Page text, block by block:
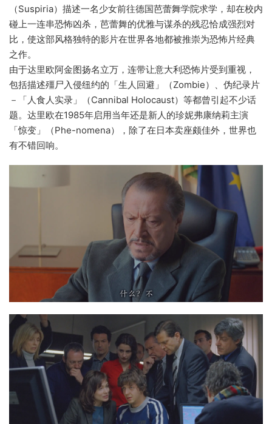
（Suspiria）描述一名少女前往德国芭蕾舞学院求学，却在校内
碰上一连串恐怖凶杀，芭蕾舞的优雅与谋杀的残忍恰成强烈对
比，使这部风格独特的影片在世界各地都被推崇为恐怖片经典
之作。
由于达里欧阿金图扬名立万，连带让意大利恐怖片受到重视，
包括描述殭尸入侵纽约的「生人回避」（Zombie）、伪纪录片
－「人食人实录」（Cannibal Holocaust）等都曾引起不少话
题。达里欧在1985年启用当年还是新人的珍妮弗康纳莉主演
「惊变」（Phe-nomena），除了在日本卖座颇佳外，世界也
有不错回响。